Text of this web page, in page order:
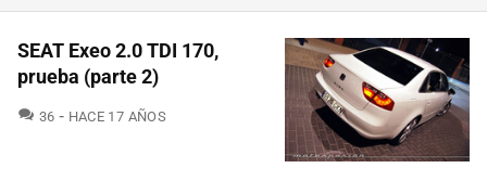
SEAT Exeo 2.0 TDI 170,
prueba (parte 2)
36 COMENTARIOS
HACE 17 AÑOS